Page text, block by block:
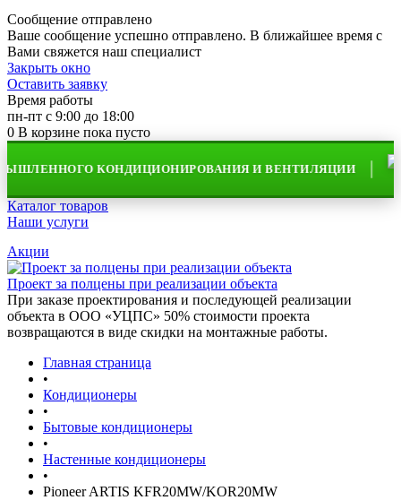
Сообщение отправлено
Ваше сообщение успешно отправлено. В ближайшее время с
Вами свяжется наш специалист
Закрыть окно
Оставить заявку
Время работы
пн-пт с 9:00 до 18:00
0 В корзине пока пусто
КОНДИЦИОНИРОВАНИЯ И ВЕНТИЛЯЦИИ
Каталог товаров
Наши услуги
Акции
Проект за полцены при реализации объекта
При заказе проектирования и последующей реализации
объекта в ООО «УЦПС» 50% стоимости проекта
возвращаются в виде скидки на монтажные работы.
Главная страница
•
Кондиционеры
•
Бытовые кондиционеры
•
Настенные кондиционеры
•
Pioneer ARTIS KFR20MW/KOR20MW